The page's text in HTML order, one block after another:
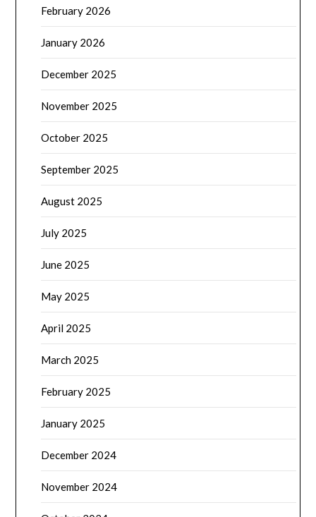
February 2026
January 2026
December 2025
November 2025
October 2025
September 2025
August 2025
July 2025
June 2025
May 2025
April 2025
March 2025
February 2025
January 2025
December 2024
November 2024